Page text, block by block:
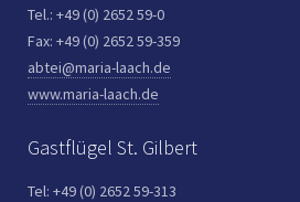
Tel.: +49 (0) 2652 59-0
Fax: +49 (0) 2652 59-359
abtei@maria-laach.de
www.maria-laach.de
Gastflügel St. Gilbert
Tel: +49 (0) 2652 59-313